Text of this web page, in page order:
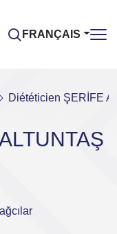
FRANÇAIS
Diététicien ŞERİFE